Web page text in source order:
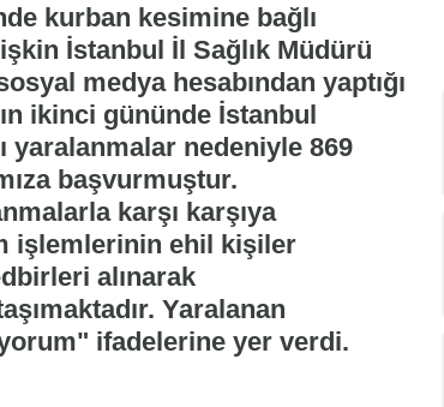
kurban kesimine bağlı
İstanbul İl Sağlık Müdürü
medya hesabından yaptığı
ikinci gününde İstanbul
yaralanmalar nedeniyle 869
başvurmuştur.
karşı karşıya
işlemlerinin ehil kişiler
alınarak
Yaralanan
ifadelerine yer verdi.